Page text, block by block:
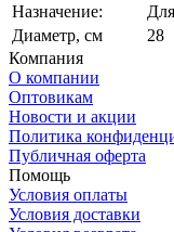
Назначение:
Диаметр, см
28
Компания
О компании
Оптовикам
Новости и акции
Политика
Публичная оферта
Помощь
Условия оплаты
Условия доставки